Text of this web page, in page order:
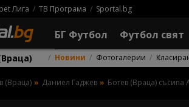
Лига ТВ Програма Sportal.bg
БГ Футбол Футбол свят
Новини Фотогалерии
(Враца) Даниел Гаджев Ботев (Враца) съсипа